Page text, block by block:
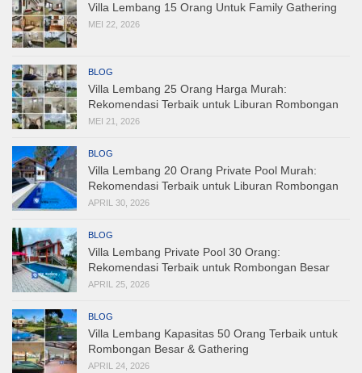
Villa Lembang 15 Orang Untuk Family Gathering
MEI 22, 2026
BLOG
Villa Lembang 25 Orang Harga Murah:
Rekomendasi Terbaik untuk Liburan Rombongan
MEI 21, 2026
BLOG
Villa Lembang 20 Orang Private Pool Murah:
Rekomendasi Terbaik untuk Liburan Rombongan
APRIL 30, 2026
BLOG
Villa Lembang Private Pool 30 Orang:
Rekomendasi Terbaik untuk Rombongan Besar
APRIL 25, 2026
BLOG
Villa Lembang Kapasitas 50 Orang Terbaik untuk
Rombongan Besar & Gathering
APRIL 24, 2026